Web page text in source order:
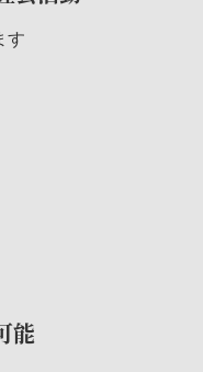
す
能